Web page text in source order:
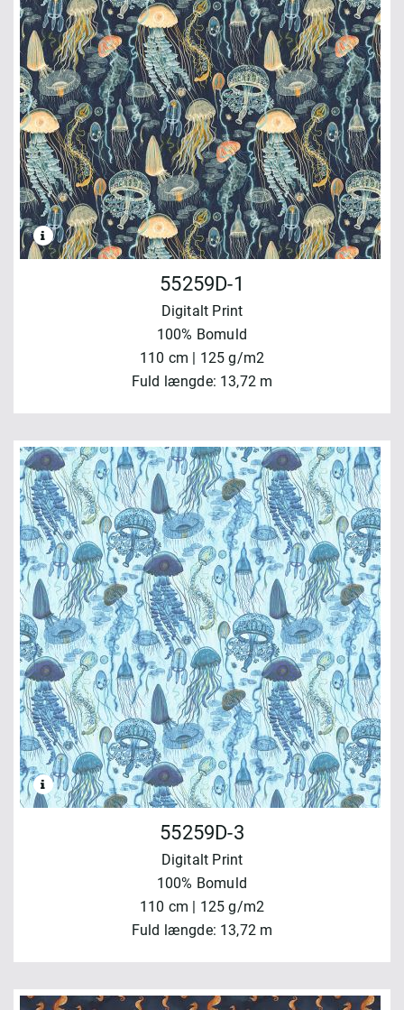
55259D-1
Digitalt Print
100% Bomuld
110 cm | 125 g/m2
Fuld længde: 13,72 m
55259D-3
Digitalt Print
100% Bomuld
110 cm | 125 g/m2
Fuld længde: 13,72 m